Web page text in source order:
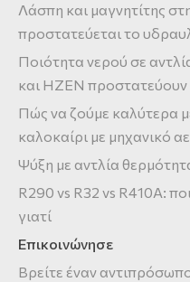
Λάσπη και μαγνητίτης
προστατεύεται το
Ποιότητα νερού σε
και HZEN
Πώς να ζούμε καλύτερα
καλοκαίρι με μηχανικό
Ψύξη με αντλία
R290 vs R32 vs R410A:
γιατί
Επικοινώνησε
Βρείτε έναν